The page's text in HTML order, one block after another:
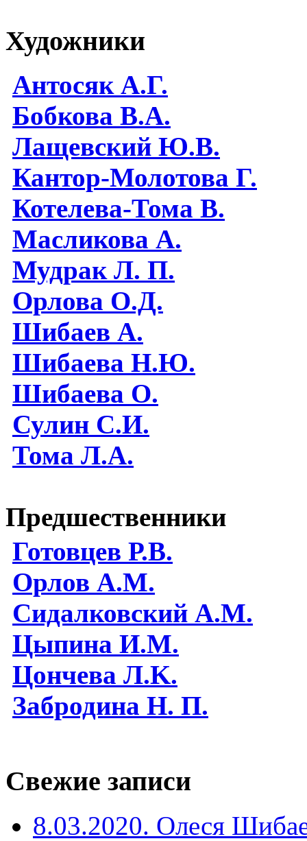
Художники
Антосяк А.Г.
Бобкова В.А.
Лащевский Ю.В.
Кантор-Молотова Г.
Котелева-Тома В.
Масликова А.
Мудрак Л. П.
Орлова О.Д.
Шибаев А.
Шибаева Н.Ю.
Шибаева O.
Сулин С.И.
Тома Л.А.
Предшественники
Готовцев Р.В.
Орлов А.М.
Сидалковский А.М.
Цыпина И.М.
Цончева Л.K.
Забродина Н. П.
Свежие записи
8.03.2020. Олеся